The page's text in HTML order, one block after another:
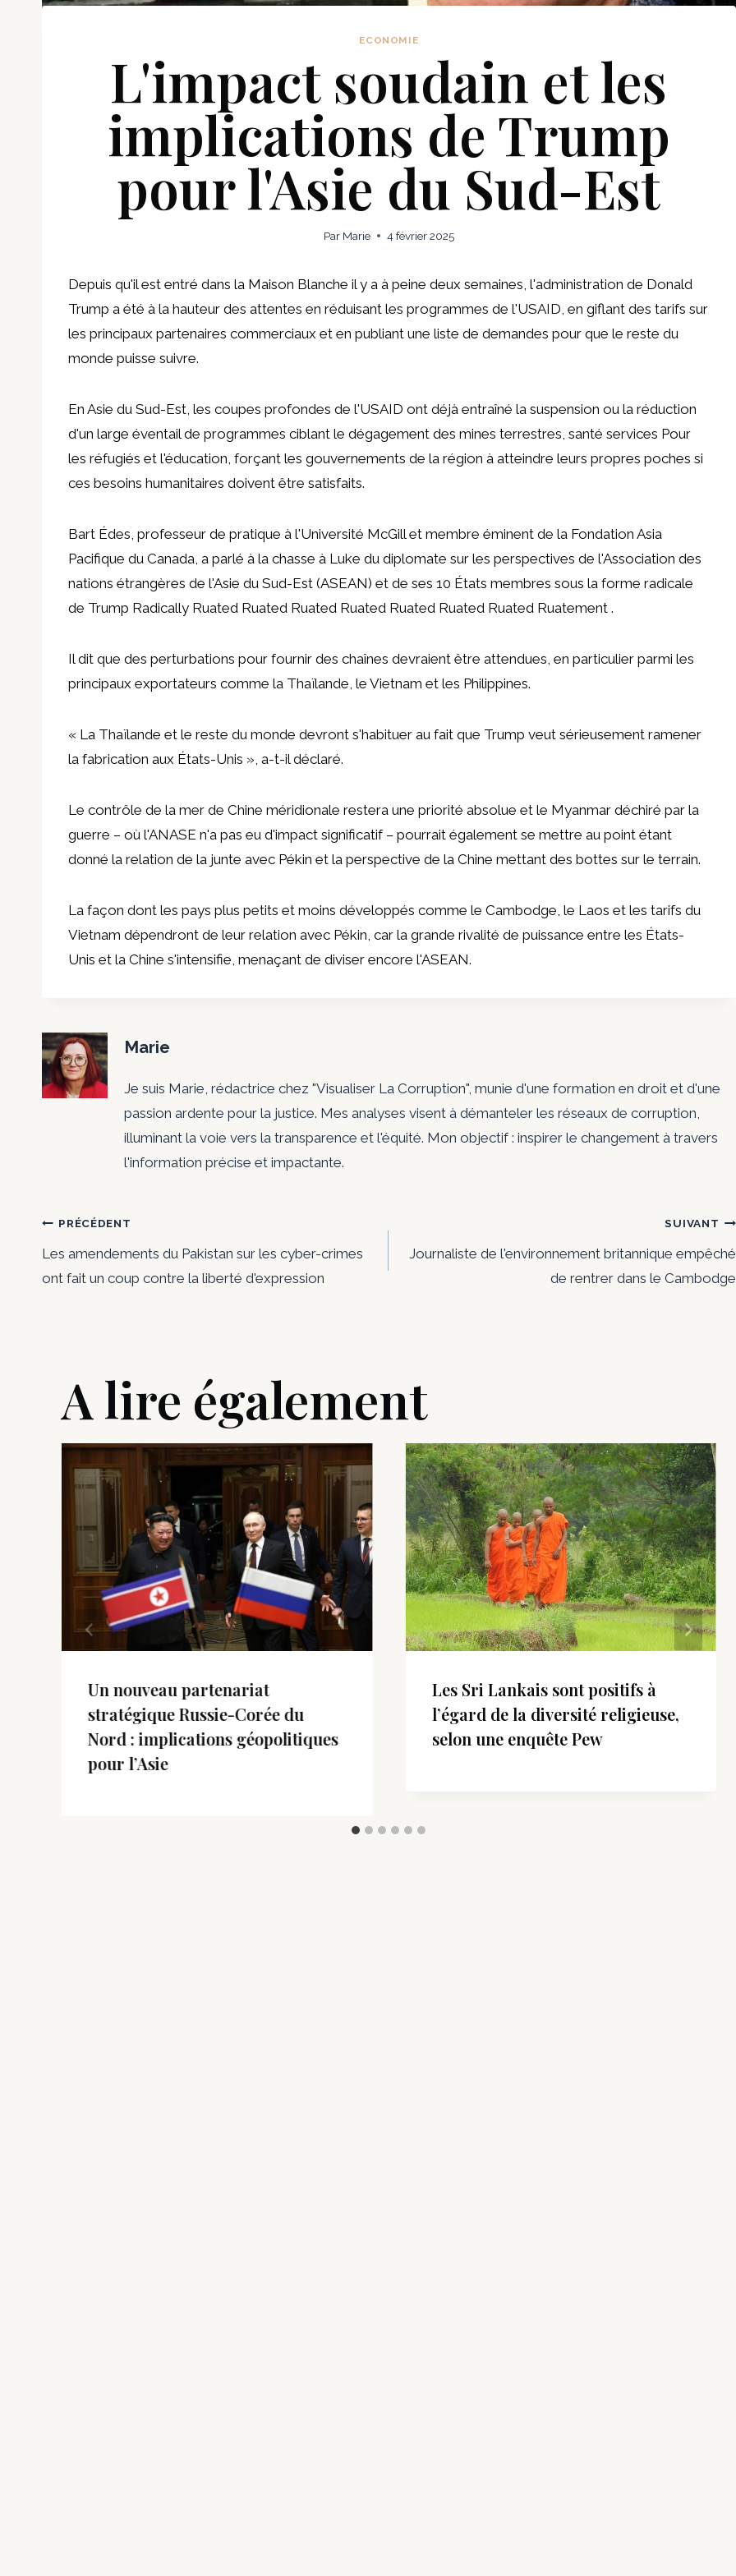
ECONOMIE
L'impact soudain et les
implications de Trump
pour l'Asie du Sud-Est
Par Marie 4 février 2025
Depuis qu'il est entré dans la Maison Blanche il y a à peine deux semaines, l'administration de Donald
Trump a été à la hauteur des attentes en réduisant les programmes de l'USAID, en giflant des tarifs sur
les principaux partenaires commerciaux et en publiant une liste de demandes pour que le reste du
monde puisse suivre.
En Asie du Sud-Est, les coupes profondes de l'USAID ont déjà entraîné la suspension ou la réduction
d'un large éventail de programmes ciblant le dégagement des mines terrestres, santé services Pour
les réfugiés et l'éducation, forçant les gouvernements de la région à atteindre leurs propres poches si
ces besoins humanitaires doivent être satisfaits.
Bart Édes, professeur de pratique à l'Université McGill et membre éminent de la Fondation Asia
Pacifique du Canada, a parlé à la chasse à Luke du diplomate sur les perspectives de l'Association des
nations étrangères de l'Asie du Sud-Est (ASEAN) et de ses 10 États membres sous la forme radicale
de Trump Radically Ruated Ruated Ruated Ruated Ruated Ruated Ruated Ruatement .
Il dit que des perturbations pour fournir des chaînes devraient être attendues, en particulier parmi les
principaux exportateurs comme la Thaïlande, le Vietnam et les Philippines.
« La Thaïlande et le reste du monde devront s'habituer au fait que Trump veut sérieusement ramener
la fabrication aux États-Unis », a-t-il déclaré.
Le contrôle de la mer de Chine méridionale restera une priorité absolue et le Myanmar déchiré par la
guerre – où l'ANASE n'a pas eu d'impact significatif – pourrait également se mettre au point étant
donné la relation de la junte avec Pékin et la perspective de la Chine mettant des bottes sur le terrain.
La façon dont les pays plus petits et moins développés comme le Cambodge, le Laos et les tarifs du
Vietnam dépendront de leur relation avec Pékin, car la grande rivalité de puissance entre les États-
Unis et la Chine s'intensifie, menaçant de diviser encore l'ASEAN.
Marie
Je suis Marie, rédactrice chez "Visualiser La Corruption", munie d'une formation en droit et d'une
passion ardente pour la justice. Mes analyses visent à démanteler les réseaux de corruption,
illuminant la voie vers la transparence et l'équité. Mon objectif : inspirer le changement à travers
l'information précise et impactante.
Navigation
de
PRÉCÉDENT
Les amendements du Pakistan sur les cyber-crimes
ont fait un coup contre la liberté d'expression
SUIVANT
Journaliste de l'environnement britannique empêché
de rentrer dans le Cambodge
A lire également
Un nouveau partenariat
stratégique Russie-Corée du
Nord : implications géopolitiques
pour l’Asie
Les Sri Lankais sont positifs à
l’égard de la diversité religieuse,
selon une enquête Pew